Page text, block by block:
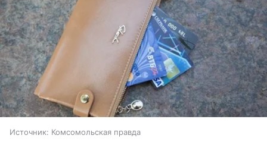
Источник: Комсомольская правда